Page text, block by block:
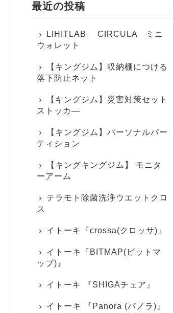
最近の投稿
LIHITLAB CIRCULA ミニ
ウォレット
【キングジム】収納棚につける
落下防止ネット
【キングジム】災害対策セット
ストッカ―
【キングジム】パーソナルパー
ティション
【キングキングジム】 モニタ
ーアーム
テラモト除菌洗浄ウエットクロ
ス
イトーキ『crossa(クロッサ)』
イトーキ『BITMAP(ビットマ
ップ)』
イトーキ 『SHIGAチェア』
イトーキ 『Panora (パノラ)』